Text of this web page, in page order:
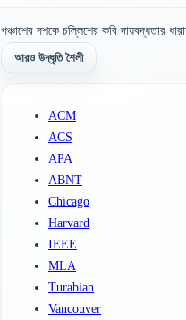
পঞ্চাশের দশকে চল্লিশের কবি দায়বদ্ধতার
আরও উদ্ধৃতি শৈলী
ACM
ACS
APA
ABNT
Chicago
Harvard
IEEE
MLA
Turabian
Vancouver